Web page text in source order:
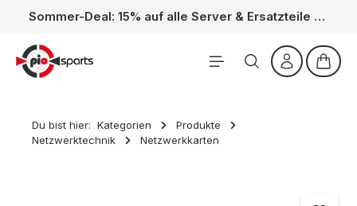
Zum Hauptinhalt springen Sommer-Deal: 15% auf alle Server & Ersatzteile – Kein Code nötig, der Rabatt wird automatisch im Warenkorb abgezogen. Gültig vom 01.06. bis 31.08.
Du bist hier: Kategorien
Produkte
Netzwerktechnik
Netzwerkkarten